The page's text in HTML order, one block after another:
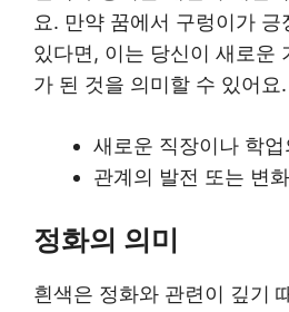
요. 만약 꿈에서 구렁이가 긍
있다면, 이는 당신이 새로운
가 된 것을 의미할 수 있어요
새로운 직장이나 학
관계의 발전 또는 변
정화의 의미
흰색은 정화와 관련이 깊기